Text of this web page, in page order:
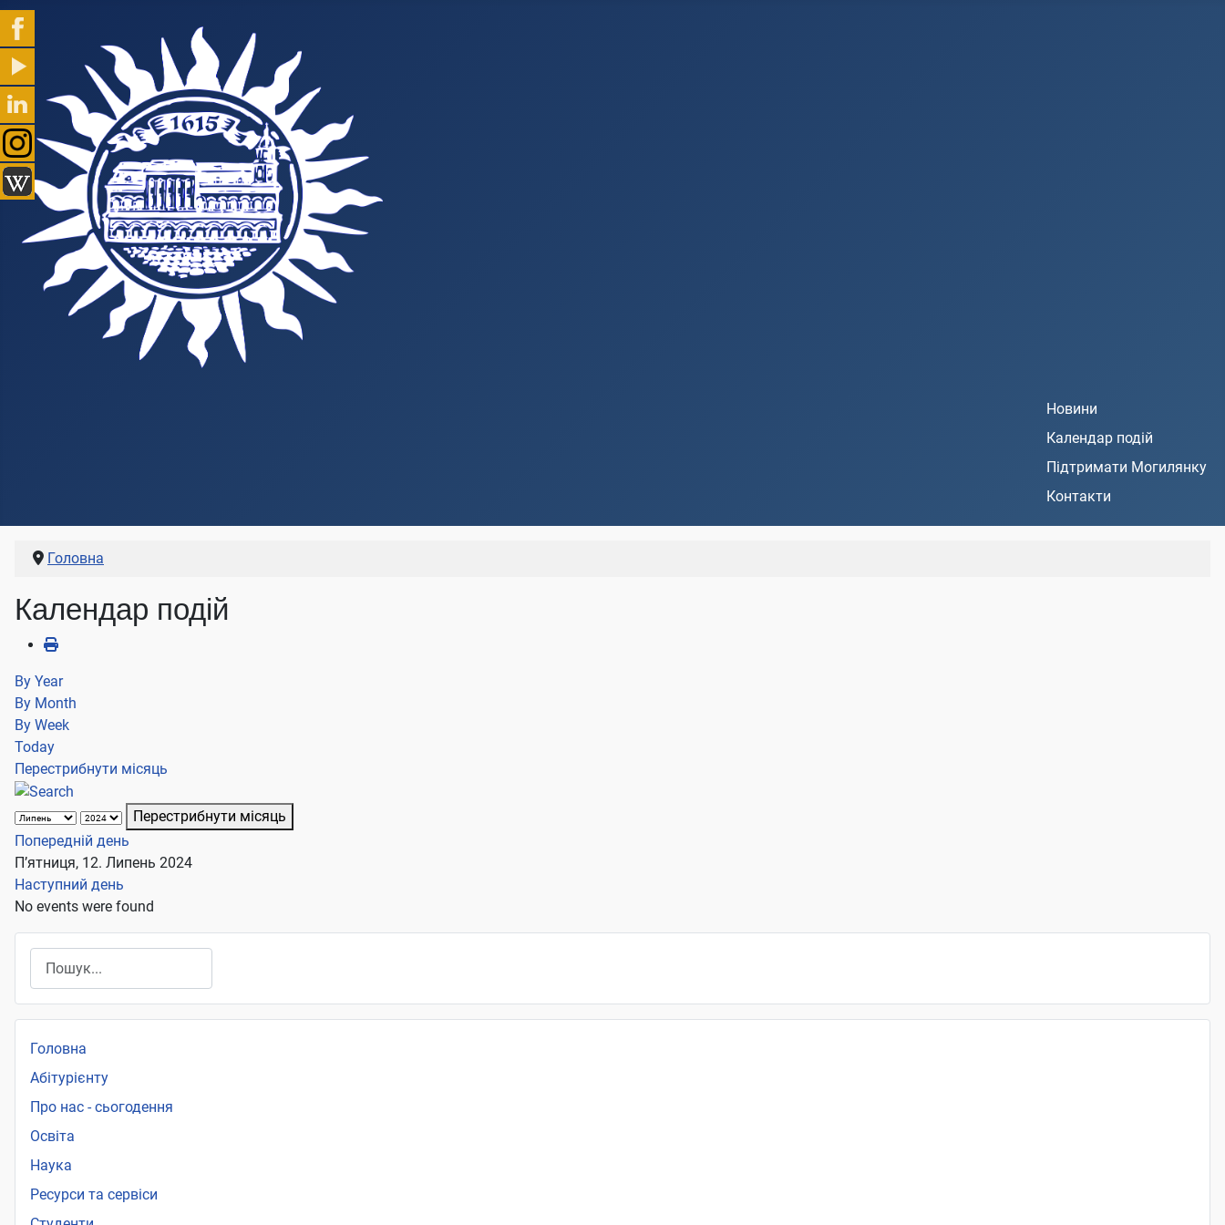
Новини
Календар подій
Підтримати Могилянку
Контакти
Головна
Календар подій
By Year
By Month
By Week
Today
Перестрибнути місяць
Перестрибнути місяць
Попередній день
П’ятниця, 12. Липень 2024
Наступний день
No events were found
Головна
Абітурієнту
Про нас - сьогодення
Освіта
Наука
Ресурси та сервіси